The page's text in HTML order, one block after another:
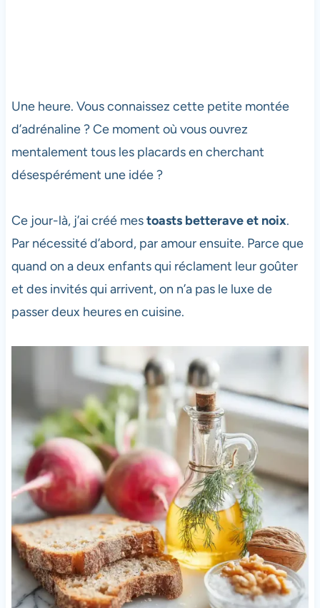
Une heure. Vous connaissez cette petite montée
d’adrénaline ? Ce moment où vous ouvrez
mentalement tous les placards en cherchant
désespérément une idée ?
Ce jour-là, j’ai créé mestoasts betterave et noix.
Par nécessité d’abord, par amour ensuite. Parce que
quand on a deux enfants qui réclament leur goûter
et des invités qui arrivent, on n’a pas le luxe de
passer deux heures en cuisine.